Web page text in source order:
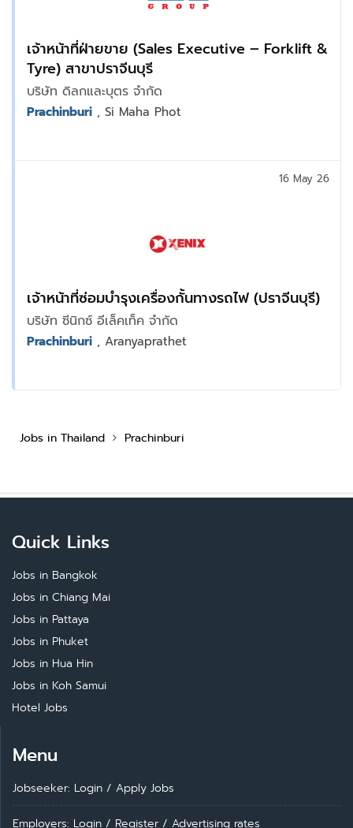
เจ้าหน้าที่ฝ่ายขาย (Sales Executive – Forklift &
Tyre) สาขาปราจีนบุรี
บริษัท ดิลกและบุตร จำกัด
Prachinburi , Si Maha Phot
เจ้าหน้าที่ซ่อมบำรุงเครื่องกั้นทางรถไฟ (ปราจีนบุรี)
บริษัท ซีนิกซ์ อีเล็คเท็ค จำกัด
16 May 26
Prachinburi , Aranyaprathet
Jobs in Thailand Prachinburi
Quick Links
Jobs in Bangkok
Jobs in Chiang Mai
Jobs in Pattaya
Jobs in Phuket
Jobs in Hua Hin
Jobs in Koh Samui
Hotel Jobs
Menu
Jobseeker: Login / Apply Jobs
Employers: Login / Register / Advertising rates